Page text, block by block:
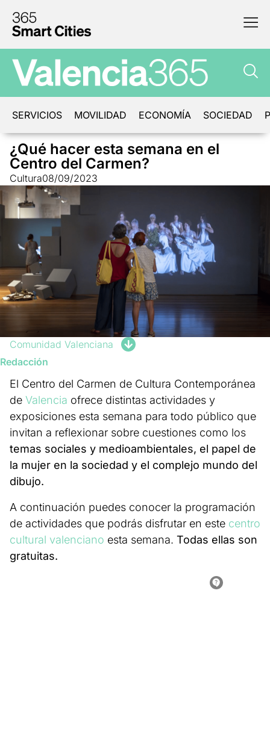
SERVICIOS MOVILIDAD ECONOMÍA SOCIEDAD
¿Qué hacer esta semana en el
Centro del Carmen?
Cultura08/09/2023
Comunidad Valenciana
Redacción
El Centro del Carmen de Cultura Contemporánea
de Valencia ofrece distintas actividades y
exposiciones esta semana para todo público que
invitan a reflexionar sobre cuestiones como los
temas sociales y medioambientales, el papel de
la mujer en la sociedad y el complejo mundo del
dibujo.
A continuación puedes conocer la programación
de actividades que podrás disfrutar en este centro
cultural valenciano esta semana. Todas ellas son
gratuitas.